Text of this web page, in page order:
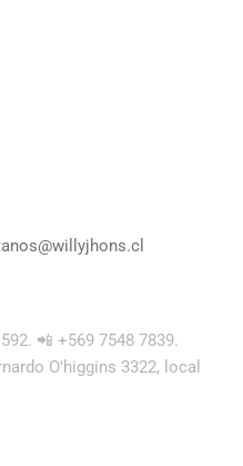
📲 +569 7548 7839.
O'higgins 3322, local